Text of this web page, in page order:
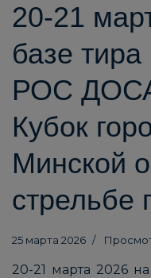
20-21
базе
РОС
Кубок
Минской
стрельбе
25 марта 2026
20-21 марта 2026